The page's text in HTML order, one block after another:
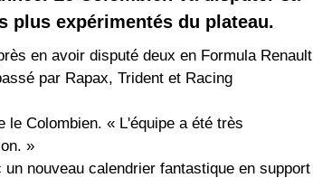
plus expérimentés du plateau.
en avoir disputé deux en Formula Renault
par Rapax, Trident et Racing
Colombien. « L'équipe a été très
»
nouveau calendrier fantastique en support